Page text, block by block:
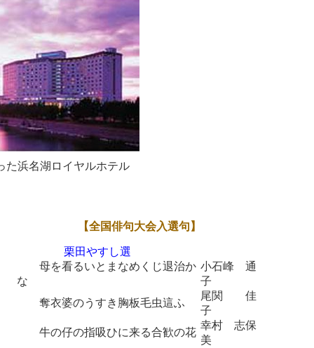
た浜名湖ロイヤルホテル
【全国俳句大会入選句】
栗田やすし選
母を看るいとまなめくじ退治か
な
小石峰 通
子
奪衣婆のうすき胸板毛虫這ふ
尾関 佳
子
牛の仔の指吸ひに来る合歓の花
幸村 志保
美